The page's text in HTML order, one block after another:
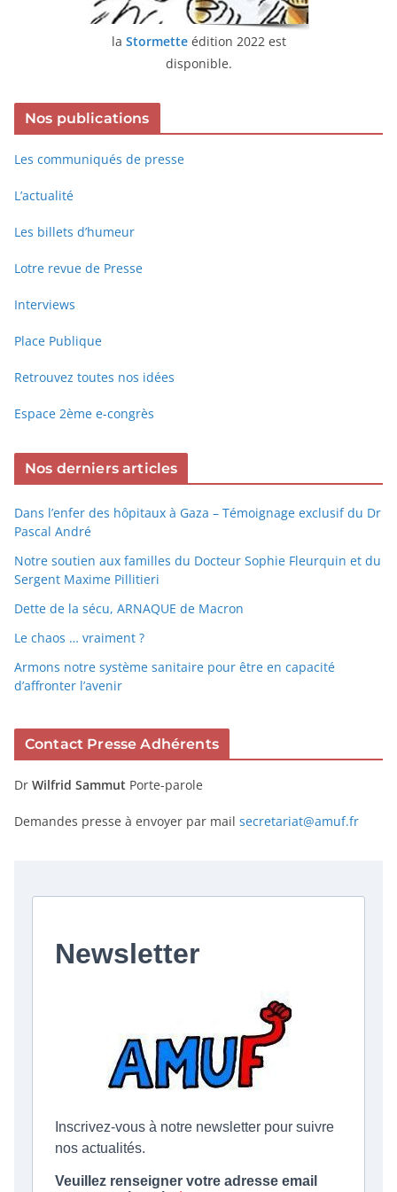
la Stormetteédition 2022 est
disponible.
Nos publications
Les communiqués de presse
L’actualité
Les billets d’humeur
Lotre revue de Presse
Interviews
Place Publique
Retrouvez toutes nos idées
Espace 2ème e-congrès
Nos derniers articles
Dans l’enfer des hôpitaux à Gaza – Témoignage exclusif du Dr
Pascal André
Notre soutien aux familles du Docteur Sophie Fleurquin et du
Sergent Maxime Pillitieri
Dette de la sécu, ARNAQUE de Macron
Le chaos … vraiment ?
Armons notre système sanitaire pour être en capacité
d’affronter l’avenir
Contact Presse Adhérents
Dr Wilfrid Sammut Porte-parole
Demandes presse à envoyer par mail secretariat@amuf.fr